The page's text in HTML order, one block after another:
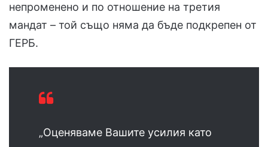
непроменено и по отношение на третия
мандат – той също няма да бъде подкрепен от
ГЕРБ.
„Оценяваме Вашите усилия като